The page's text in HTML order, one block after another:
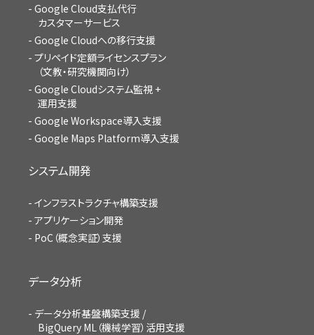
Google Cloud支払代行
カスタマーサービス
Google Cloudへの移行支援
プリペイド定額ライセンスプラン
（文教・研究機関向け）
Google Cloudシステム監視 +
運用支援
Google Workspace導入支援
Google Maps Platform導入支援
システム開発
インフラストラクチャ構築支援
アプリケーション開発
PoC（概念実証）支援
データ分析
データ分析基盤構築支援 /
BigQuery ML（機械学習）活用支援